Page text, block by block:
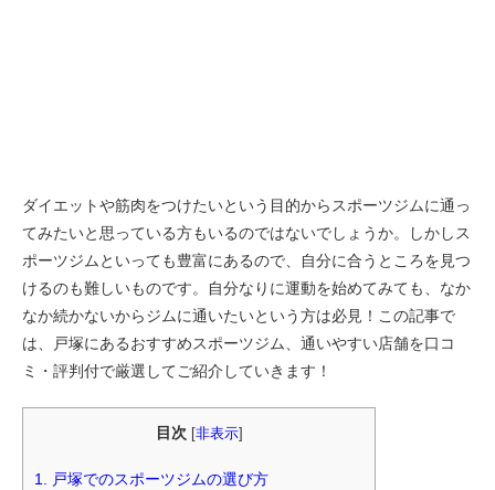
ダイエットや筋肉をつけたいという目的からスポーツジムに通っ
てみたいと思っている方もいるのではないでしょうか。しかしス
ポーツジムといっても豊富にあるので、自分に合うところを見つ
けるのも難しいものです。自分なりに運動を始めてみても、なか
なか続かないからジムに通いたいという方は必見！この記事で
は、戸塚にあるおすすめスポーツジム、通いやすい店舗を口コ
ミ・評判付で厳選してご紹介していきます！
目次 非表示]
1. 戸塚でのスポーツジムの選び方